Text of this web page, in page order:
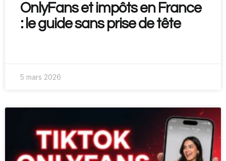
OnlyFans et impôts en France
: le guide sans prise de tête
5 mars 2026